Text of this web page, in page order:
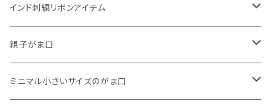
インド刺繍リボンアイテム
がま口
巾着
親子がま口
・ ぷっくりタイプ
ミニマル小さいサイズのがま口